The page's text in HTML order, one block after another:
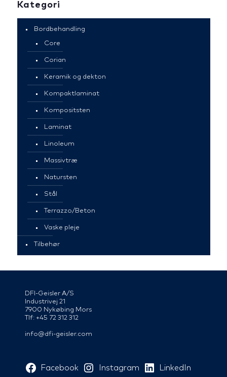
Kategori
Bordbehandling
Core
Corian
Keramik og dekton
Kompaktlaminat
Kompositsten
Laminat
Linoleum
Massivtræ
Natursten
Stål
Terrazzo/Beton
Vaske pleje
Tilbehør
DFI-Geisler A/S
Industrivej 21
7900 Nykøbing Mors
Tlf: +45 72 312 312
info@dfi-geisler.com
Facebook Instagram LinkedIn